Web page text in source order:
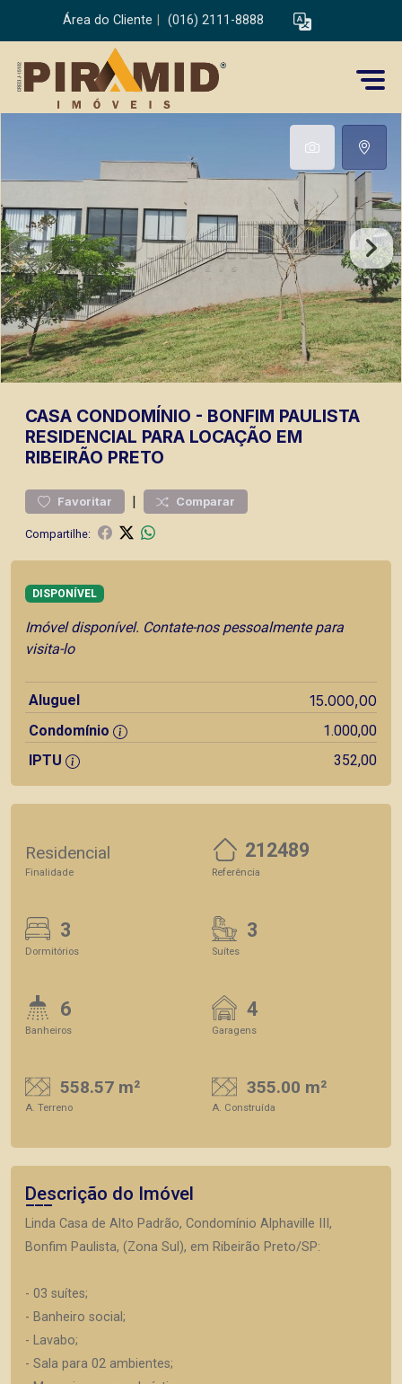
Área do Cliente (016) 2111-8888
CASA CONDOMÍNIO - BONFIM PAULISTA
RESIDENCIAL PARA LOCAÇÃO EM
RIBEIRÃO PRETO
Favoritar | Comparar
Compartilhe:
DISPONÍVEL
Imóvel disponível. Contate-nos pessoalmente para
visita-lo
Aluguel 15.000,00
Condomínio
1.000,00
IPTU
352,00
Residencial
Finalidade
212489
Referência
3
Dormitórios
3
Suítes
6
Banheiros
4
Garagens
558.57 m²
A. Terreno
355.00 m²
A. Construída
Descrição do Imóvel
Linda Casa de Alto Padrão, Condomínio Alphaville III,
Bonfim Paulista, (Zona Sul), em Ribeirão Preto/SP:
- 03 suítes;
- Banheiro social;
- Lavabo;
- Sala para 02 ambientes;